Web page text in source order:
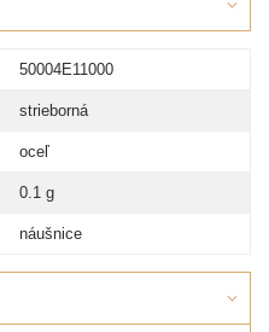
50004E11000
strieborná
oceľ
0.1 g
náušnice